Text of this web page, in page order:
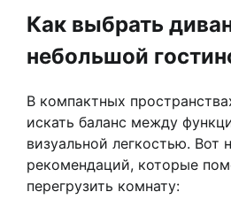
Как выбрать
небольшой
В компактных
искать баланс между
визуальной легкостью. Вот
рекомендаций, которые
перегрузить комнату: